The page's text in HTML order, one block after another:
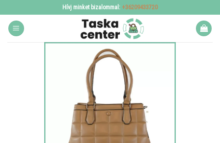
to
content
Hívj minket bizalommal: +36209433720